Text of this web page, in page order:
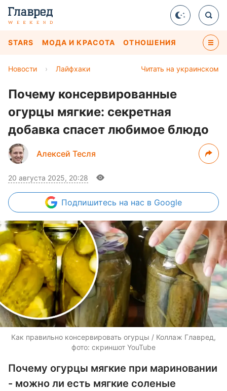
STARS МОДА И КРАСОТА ОТНОШЕНИЯ
Читать на украинском
Новости › Лайфхаки
Почему консервированные
огурцы мягкие: секретная
добавка спасет любимое блюдо
Алексей Тесля
20 августа 2025, 20:28
Подпишитесь на нас в Google
Как правильно консервировать огурцы / Коллаж Главред,
фото: скриншот YouTube
Почему огурцы мягкие при мариновании
- можно ли есть мягкие соленые